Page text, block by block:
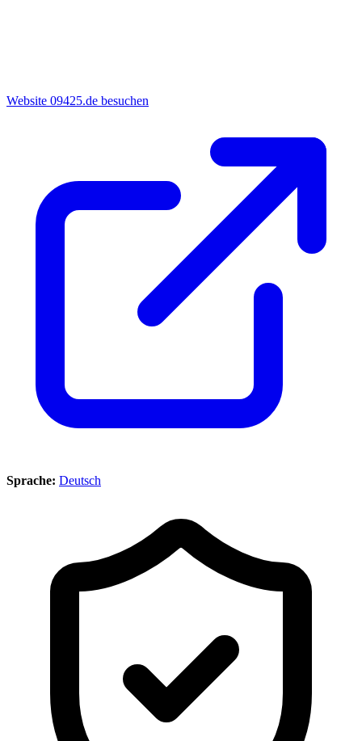
Website 09425.de besuchen
Sprache: Deutsch